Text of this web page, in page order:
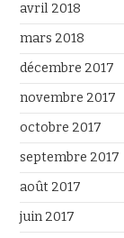
avril 2018
mars 2018
décembre 2017
novembre 2017
octobre 2017
septembre 2017
août 2017
juin 2017